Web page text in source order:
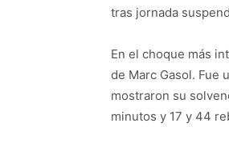
tras jornada
En el choque más
de Marc Gasol. Fue
mostraron su
minutos y 17 y 44